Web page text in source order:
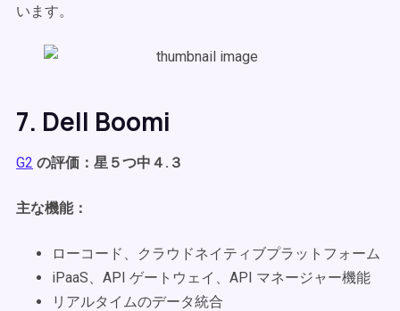
います。
7. Dell Boomi
G2 の評価：星５つ中４.３
主な機能：
ローコード、クラウドネイティブプラットフォーム
iPaaS、API ゲートウェイ、API マネージャー機能
リアルタイムのデータ統合